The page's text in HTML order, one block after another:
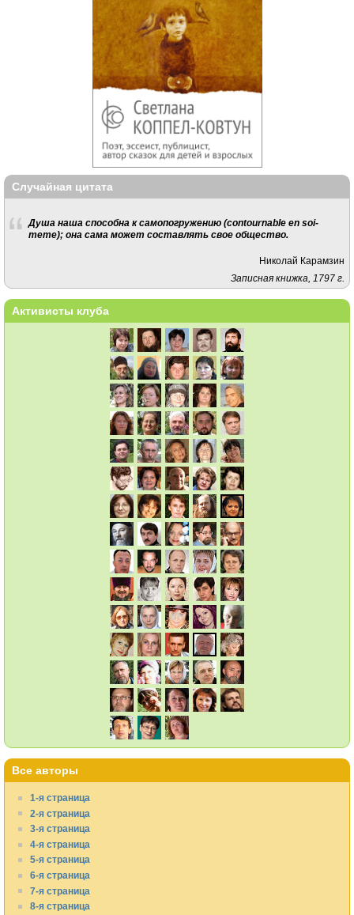
Случайная цитата
Душа наша способна к самопогружению (contournable en soi-
meme); она сама может составлять свое общество.
Николай Карамзин
Записная книжка, 1797 г.
Активисты клуба
Все авторы
1-я страница
2-я страница
3-я страница
4-я страница
5-я страница
6-я страница
7-я страница
8-я страница